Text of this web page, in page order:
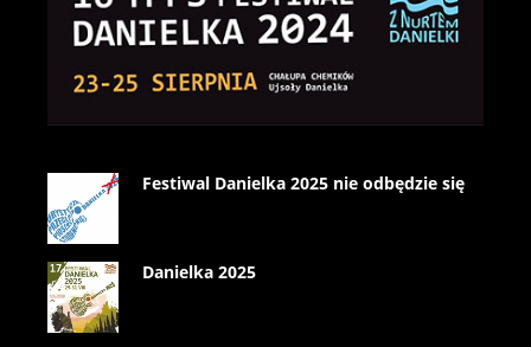
Festiwal Danielka 2025 nie odbędzie się
Danielka 2025